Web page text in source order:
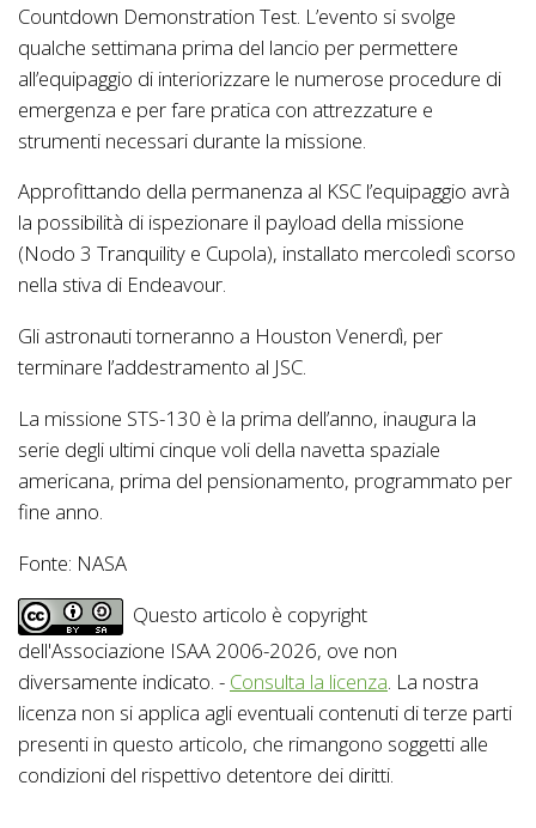
Countdown Demonstration Test. L’evento si svolge
qualche settimana prima del lancio per permettere
all’equipaggio di interiorizzare le numerose procedure di
emergenza e per fare pratica con attrezzature e
strumenti necessari durante la missione.
Approfittando della permanenza al KSC l’equipaggio avrà
la possibilità di ispezionare il payload della missione
(Nodo 3 Tranquility e Cupola), installato mercoledì scorso
nella stiva di Endeavour.
Gli astronauti torneranno a Houston Venerdì, per
terminare l’addestramento al JSC.
La missione STS-130 è la prima dell’anno, inaugura la
serie degli ultimi cinque voli della navetta spaziale
americana, prima del pensionamento, programmato per
fine anno.
Fonte: NASA
Questo articolo è copyright
dell'Associazione ISAA 2006-2026, ove non
diversamente indicato. - Consulta la licenza. La nostra
licenza non si applica agli eventuali contenuti di terze parti
presenti in questo articolo, che rimangono soggetti alle
condizioni del rispettivo detentore dei diritti.